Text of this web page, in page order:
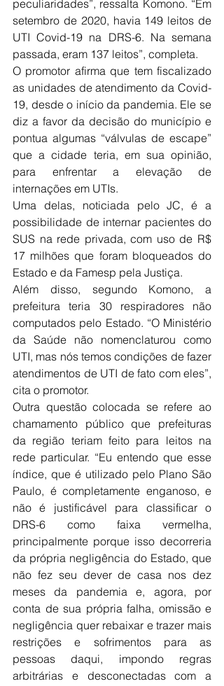
peculiaridades”, ressalta Komono. “Em
setembro de 2020, havia 149 leitos de
UTI Covid-19 na DRS-6. Na semana
passada, eram 137 leitos”, completa.
O promotor afirma que tem fiscalizado
as unidades de atendimento da Covid-
19, desde o início da pandemia. Ele se
diz a favor da decisão do município e
pontua algumas “válvulas de escape”
que a cidade teria, em sua opinião,
para enfrentar a elevação de
internações em UTIs.
Uma delas, noticiada pelo JC, é a
possibilidade de internar pacientes do
SUS na rede privada, com uso de R$
17 milhões que foram bloqueados do
Estado e da Famesp pela Justiça.
Além disso, segundo Komono, a
prefeitura teria 30 respiradores não
computados pelo Estado. “O Ministério
da Saúde não nomenclaturou como
UTI, mas nós temos condições de fazer
atendimentos de UTI de fato com eles”,
cita o promotor.
Outra questão colocada se refere ao
chamamento público que prefeituras
da região teriam feito para leitos na
rede particular. “Eu entendo que esse
índice, que é utilizado pelo Plano São
Paulo, é completamente enganoso, e
não é justificável para classificar o
DRS-6 como faixa vermelha,
principalmente porque isso decorreria
da própria negligência do Estado, que
não fez seu dever de casa nos dez
meses da pandemia e, agora, por
conta de sua própria falha, omissão e
negligência quer rebaixar e trazer mais
restrições e sofrimentos para as
pessoas daqui, impondo regras
arbitrárias e desconectadas com a